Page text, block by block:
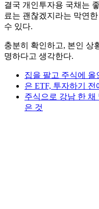
결국 개인투자용 국채는
료는 괜찮겠지라는 막연
수 있다.
충분히 확인하고, 본인 상
명하다고 생각한다.
집을 팔고 주식에 올
은 ETF, 투자하기
주식으로 강남 한
은 것